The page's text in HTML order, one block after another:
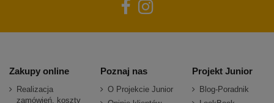
Zakupy online
Realizacja
zamówień, koszty
Poznaj nas
O Projekcie Junior
Projekt Junior
Blog-Poradnik